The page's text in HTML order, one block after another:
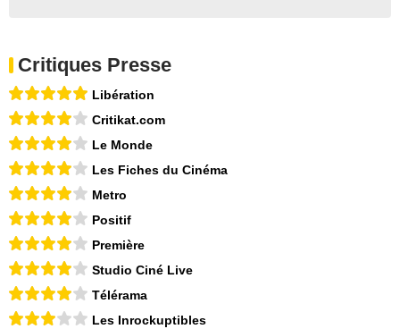
Critiques Presse
Libération
Critikat.com
Le Monde
Les Fiches du Cinéma
Metro
Positif
Première
Studio Ciné Live
Télérama
Les Inrockuptibles